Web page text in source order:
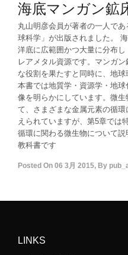
海底マンガン鉱
丸山明彦会員が著者の一人で
球科学」が出版されました。
洋底に広範囲かつ大量に分布
レアメタル資源です。マンガ
な役割を果たすと同時に、地球
本書では地質学・資源学・地
像を明らかにしています。微
て、さまざまな金属元素の循
えられていますが、第5章では
循環に関わる微生物について
教科書です
Posted On 06 3月 2015, By
LINKS